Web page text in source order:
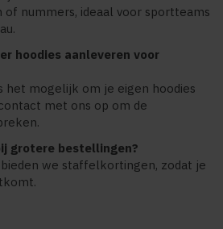
nummers, ideaal voor sportteams
hoodies aanleveren voor
het mogelijk om je eigen hoodies
met ons op om de
grotere bestellingen?
we staffelkortingen, zodat je